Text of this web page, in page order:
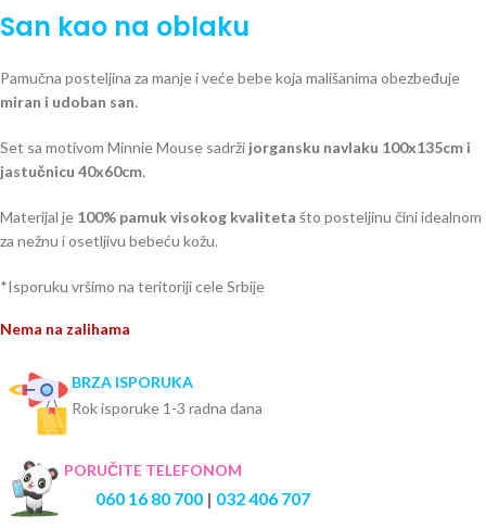
San kao na oblaku
Pamučna posteljina za manje i veće bebe koja mališanima obezbeđuje
miran i udoban san.
Set sa motivom Minnie Mouse sadrži jorgansku navlaku 100x135cm i
jastučnicu 40x60cm.
Materijal je 100% pamuk visokog kvaliteta što posteljinu čini idealnom
za nežnu i osetljivu bebeću kožu.
*Isporuku vršimo na teritoriji cele Srbije
Nema na zalihama
BRZA ISPORUKA
Rok isporuke 1-3 radna dana
PORUČITE TELEFONOM
060 16 80 700 | 032 406 707